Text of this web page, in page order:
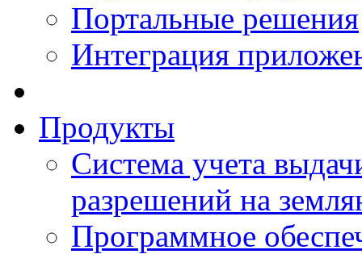
Портальные решения
Интеграция
Продукты
Система учета
разрешений на
Программное